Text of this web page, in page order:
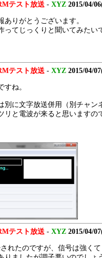
テスト放送- XYZ 2015/04/
ありがとうございます。
ってじっくりと聞いてみたい
テスト放送- XYZ 2015/04/
すね。
別に文字放送併用（別チャ
リと電波が来ると思いますの
テスト放送- XYZ 2015/04/
れたのですが、信号は強く